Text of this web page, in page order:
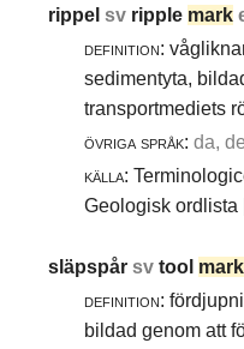
rippelsv ripple mark
definition:
sedimentyta,
transportmediets
övriga språk: da,
källa:
Geologisk ordlista
släpspårsvtool mark
definition:
bildad genom att